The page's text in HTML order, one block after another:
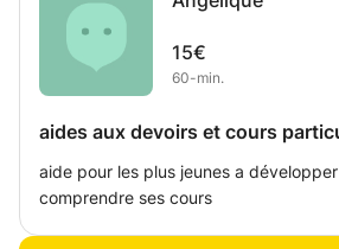
élèves qui arrivent au collège ou au
nouvelle organisation et de nouvelles
15€
60-min.
aides aux devoirs et cours
aide pour les plus jeunes a
comprendre ses cours